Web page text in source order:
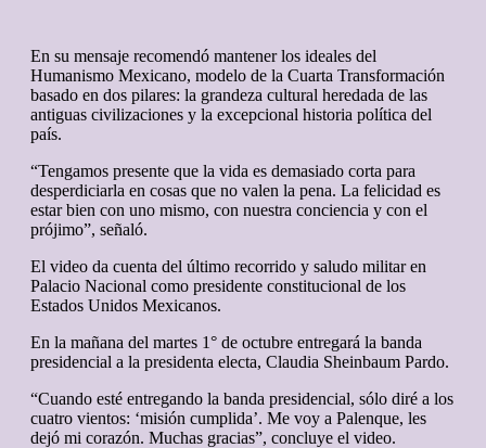
En su mensaje recomendó mantener los ideales del
Humanismo Mexicano, modelo de la Cuarta Transformación
basado en dos pilares: la grandeza cultural heredada de las
antiguas civilizaciones y la excepcional historia política del
país.
“Tengamos presente que la vida es demasiado corta para
desperdiciarla en cosas que no valen la pena. La felicidad es
estar bien con uno mismo, con nuestra conciencia y con el
prójimo”, señaló.
El video da cuenta del último recorrido y saludo militar en
Palacio Nacional como presidente constitucional de los
Estados Unidos Mexicanos.
En la mañana del martes 1° de octubre entregará la banda
presidencial a la presidenta electa, Claudia Sheinbaum Pardo.
“Cuando esté entregando la banda presidencial, sólo diré a los
cuatro vientos: ‘misión cumplida’. Me voy a Palenque, les
dejó mi corazón. Muchas gracias”, concluye el video.